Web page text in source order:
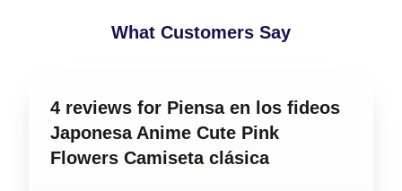
What Customers Say
4 reviews for Piensa en los fideos
Japonesa Anime Cute Pink
Flowers Camiseta clásica